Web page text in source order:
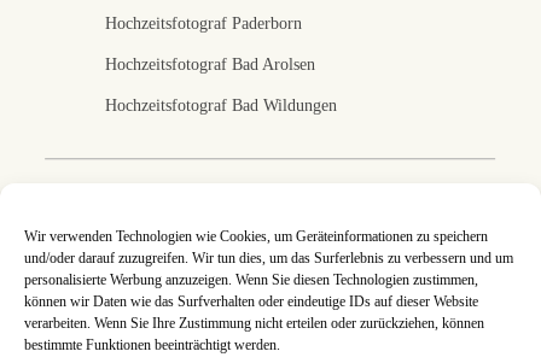
Wir verwenden Technologien wie Cookies, um Geräteinformationen zu speichern
und/oder darauf zuzugreifen. Wir tun dies, um das Surferlebnis zu verbessern und um
personalisierte Werbung anzuzeigen. Wenn Sie diesen Technologien zustimmen,
können wir Daten wie das Surfverhalten oder eindeutige IDs auf dieser Website
verarbeiten. Wenn Sie Ihre Zustimmung nicht erteilen oder zurückziehen, können
bestimmte Funktionen beeinträchtigt werden.
Ich fotografiere eure Hochzeit in Kassel, Nordhessen
und deutschlandweit. An jeder Hochzeitsreportage
arbeite ich mit ganzer Leidenschaft, denn eure Bilder
sind mir eine Herzensangelegenheit. Jede
Hochzeitsreportage ist so individuell wie ihr es seid und
Hochzeitsfotograf Paderborn
Hochzeitsfotograf Bad Arolsen
Hochzeitsfotograf Bad Wildungen